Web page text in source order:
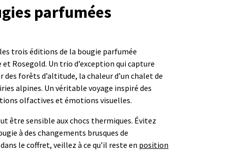
parfumées
trois éditions de la bougie parfumée
Rosegold. Un trio d’exception qui capture
des forêts d’altitude, la chaleur d’un chalet de
alpines. Un véritable voyage inspiré des
olfactives et émotions visuelles.
être sensible aux chocs thermiques. Évitez
à des changements brusques de
le coffret, veillez à ce qu’il reste en position